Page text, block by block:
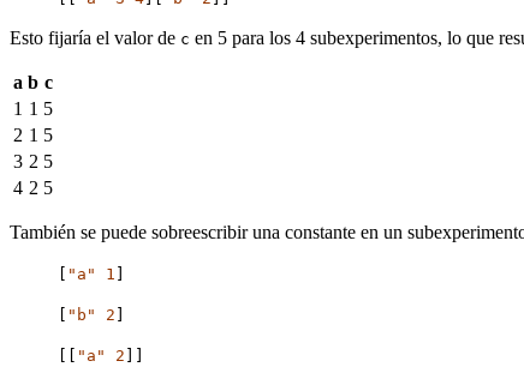
Esto fijaría el valor de c en 5 para los 4 subexperimentos, lo que
a b c
1 1 5
2 1 5
3 2 5
4 2 5
También se puede sobreescribir una constante en un
"a" 1
"b" 2
"a" 2